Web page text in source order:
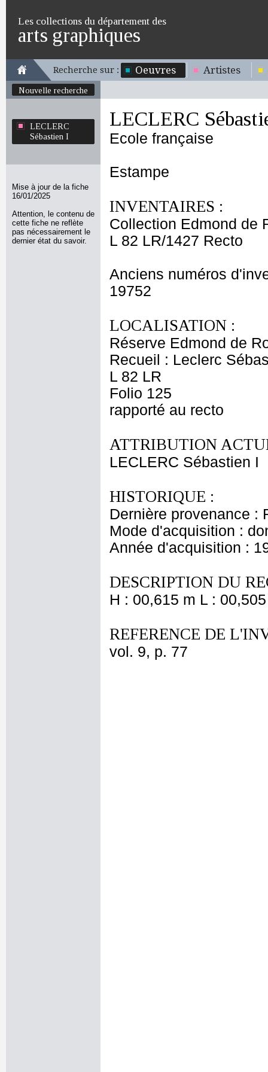
Les collections du département des
arts graphiques
Recherche sur : Oeuvres Artistes
Nouvelle recherche
LECLERC
Sébastien I
Mise à jour de la fiche
16/01/2025
Attention, le contenu de
cette fiche ne reflète
pas nécessairement le
dernier état du savoir.
LECLERC
Ecole française
Estampe
INVENTAIRES :
Collection Edmond de
L 82 LR/1427 Recto
Anciens numéros
19752
LOCALISATION :
Réserve Edmond de
Recueil : Leclerc
L 82 LR
Folio 125
rapporté au recto
ATTRIBUTION
LECLERC Sébastien I
HISTORIQUE :
Dernière provenance :
Mode d'acquisition :
Année d'acquisition :
DESCRIPTION DU
H : 00,615 m L :
REFERENCE DE
vol. 9, p. 77